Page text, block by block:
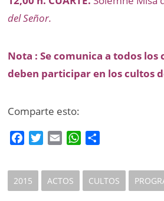
del Señor.
Nota : Se comunica a todos los
deben participar en los cultos
Comparte esto:
e
b
t
i
l
W
s
p
a
2015 ACTOS CULTOS